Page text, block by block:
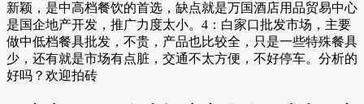
新颖，是中高档餐饮的首选，缺点就是万国酒店用品贸易中心
是国企地产开发，推广力度太小。4：白家口批发市场，主要
做中低档餐具批发，不贵，产品也比较全，只是一些特殊餐具
少，还有就是市场有点脏，交通不太方便，不好停车。分析的
好吗？欢迎拍砖